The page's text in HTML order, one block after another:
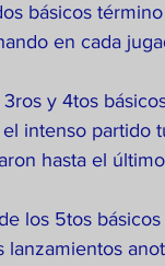
básicos
en cada
y 4tos
intenso
hasta el
los 5tos
lanzamientos